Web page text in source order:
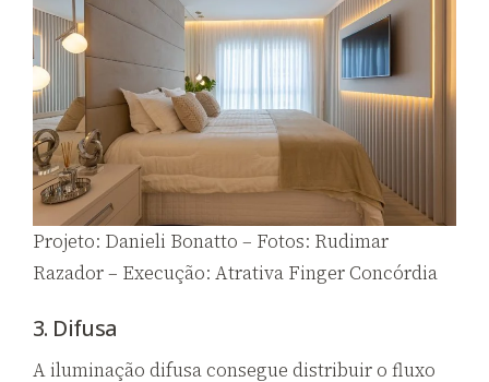
Projeto: Danieli Bonatto – Fotos: Rudimar
Razador – Execução: Atrativa Finger Concórdia
3. Difusa
A iluminação difusa consegue distribuir o fluxo